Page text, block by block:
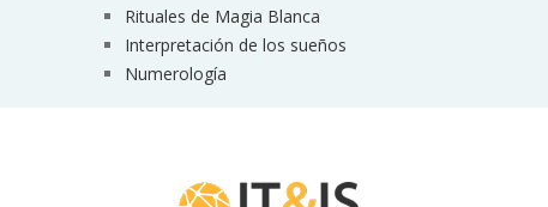
Rituales de Magia Blanca
Interpretación de los sueños
Numerología